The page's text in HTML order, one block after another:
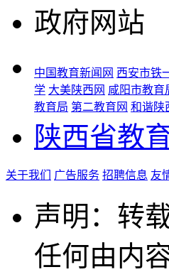
政府网站
中国教育新闻网 西安市铁
学 大美陕西网 咸阳市教育
教育局 第二教育网 和谐陕
陕西省教
关于我们 广告服务 招聘信息 友
声明：转
任何由内